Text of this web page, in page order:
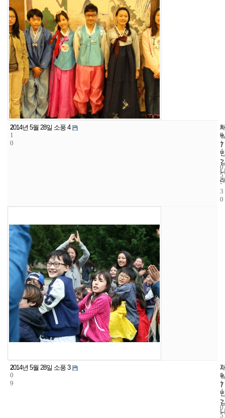
2
1
0
2014년 5월 28일 소풍 4
7
9
0
2
0
1
4
-
0
5
-
3
0
2
0
9
2014년 5월 28일 소풍 3
7
7
1
2
0
1
4
-
0
5